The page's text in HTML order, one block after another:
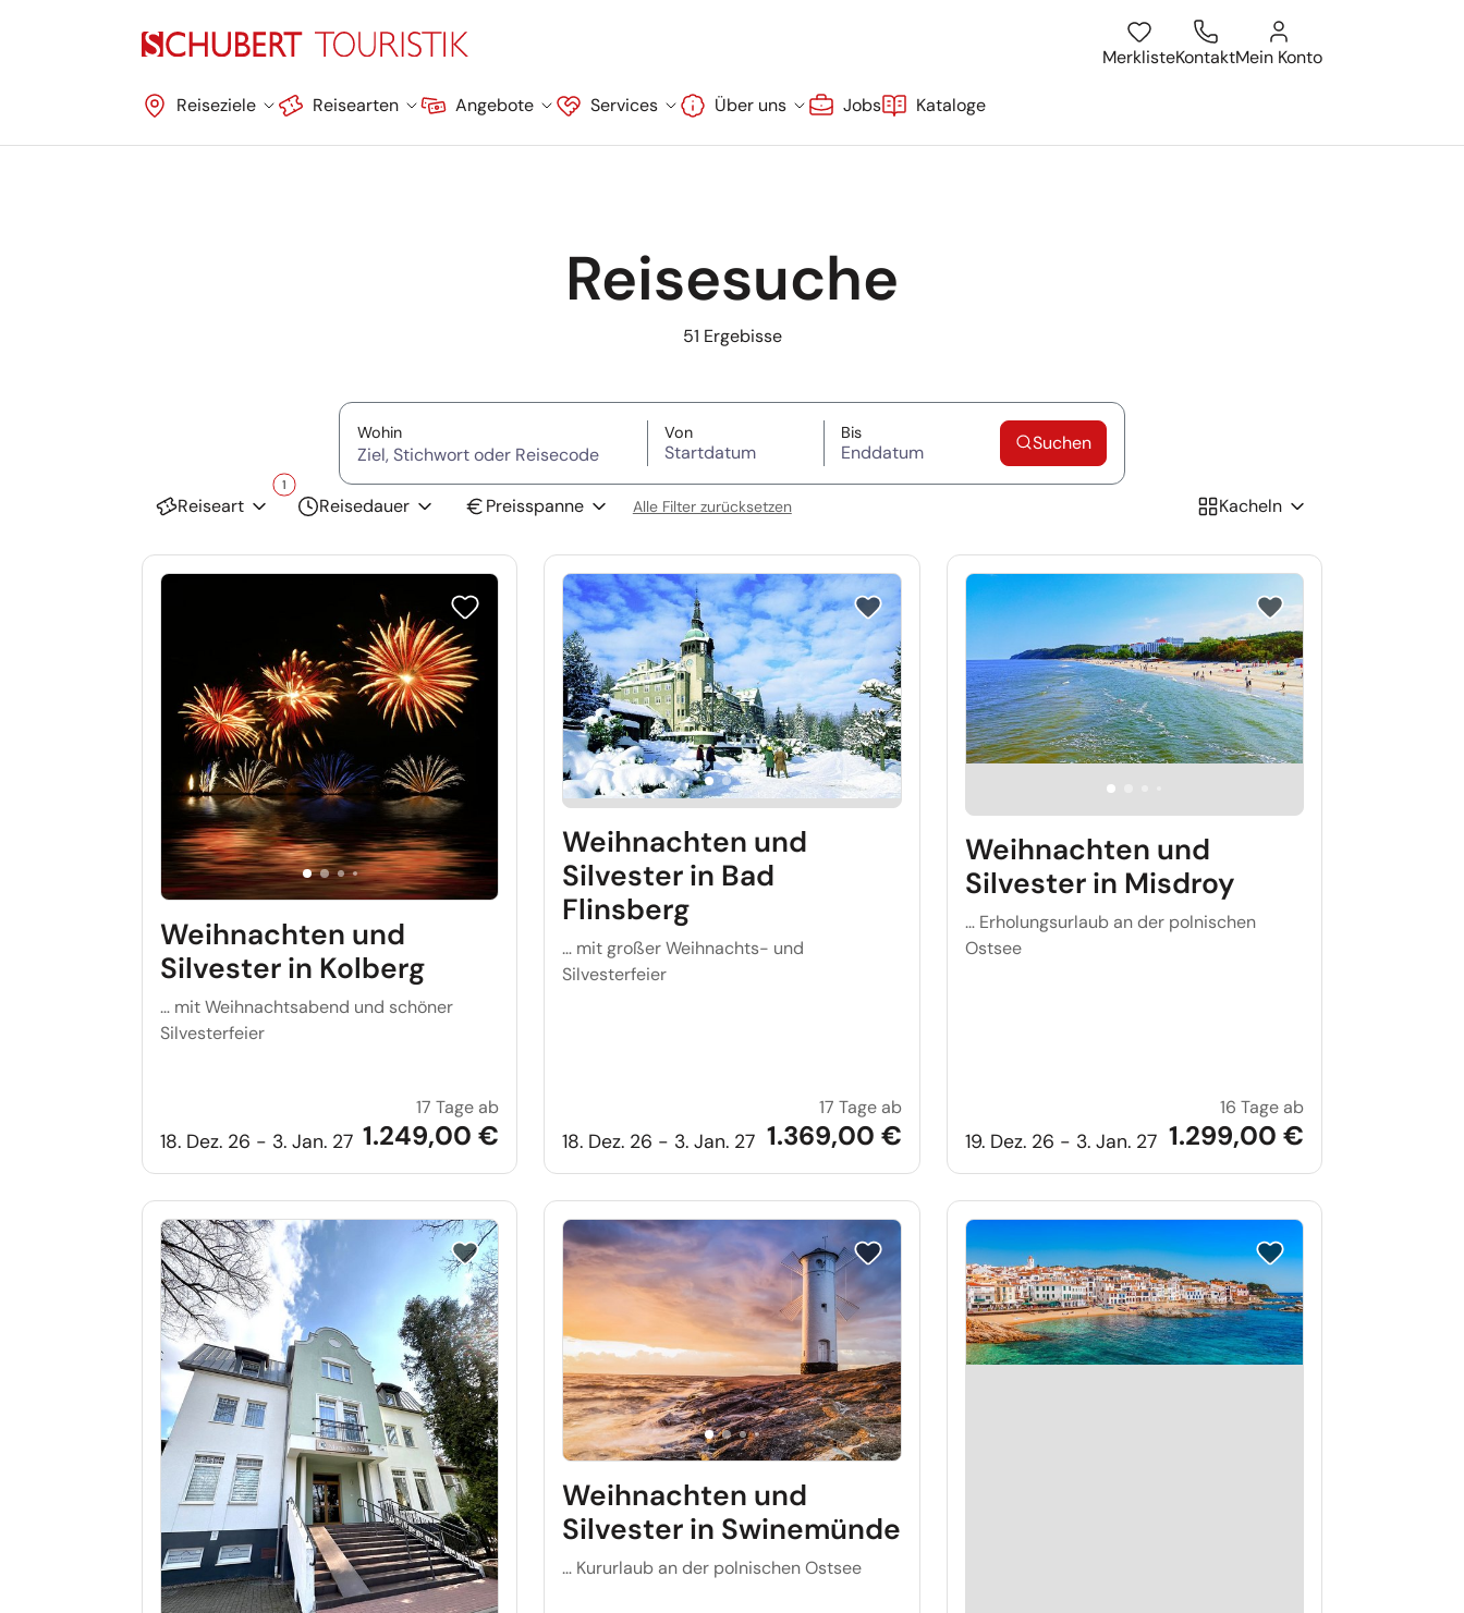
Navigation überspringen MerklisteKontaktMein Konto
Reiseziele Reisearten Angebote Services Über uns Jobs Kataloge
Reisesuche
51 Ergebisse
Wohin(Ziel, Stichwort oder Reisecode) VonStartdatum BisEnddatum Suchen
Reiseart
1
Reisedauer Preisspanne Alle Filter zurücksetzen Kacheln
Reise auf Merkliste setzen
Weihnachten und
Silvester in Kolberg
… mit Weihnachtsabend und schöner
Silvesterfeier
18. Dez. 26 - 3. Jan. 27
Weihnachten und Silvester in Kolberg
17 Tage ab
1.249,00 €
Reise auf Merkliste setzen
Weihnachten und
Silvester in Bad
Flinsberg
… mit großer Weihnachts- und
Silvesterfeier
18. Dez. 26 - 3. Jan. 27
Weihnachten und Silvester in Bad Flinsberg
17 Tage ab
1.369,00 €
Reise auf Merkliste setzen
Weihnachten und
Silvester in Misdroy
… Erholungsurlaub an der polnischen
Ostsee
19. Dez. 26 - 3. Jan. 27
Weihnachten und
16 Tage ab
1.299,00 €
Reise auf Merkliste setzen Reise auf Merkliste setzen
Weihnachten und
Silvester in Swinemünde
… Kururlaub an der polnischen Ostsee
Reise auf Merkliste setzen